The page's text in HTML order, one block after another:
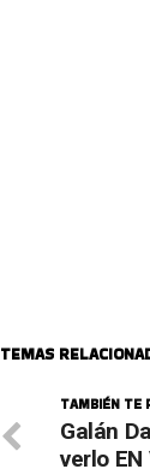
TEMAS
TAMBIÉN TE
Galán
verlo EN